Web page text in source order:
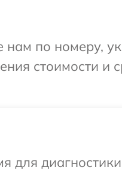
по номеру,
стоимости и
для